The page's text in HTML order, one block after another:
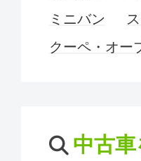
ミニバン
クーペ・オー
中古